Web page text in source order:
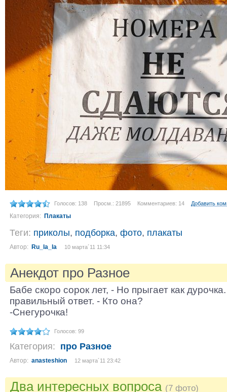
Голосов: 138 Просм.: 21895 Комментариев: 14 Добавить
Категория: Плакаты
Теги: приколы, подборка, фото, плакаты
Автор: Ru_la_la 10 марта´11 11:34
Анекдот про Разное
Бабе скоро сорок лет, - Но прыгает как
правильный ответ. - Кто она?
-Снегурочка!
Голосов: 99
Категория: про Разное
Автор: anasteshion 12 марта´11 23:42
Два интересных вопроса (7 фото)